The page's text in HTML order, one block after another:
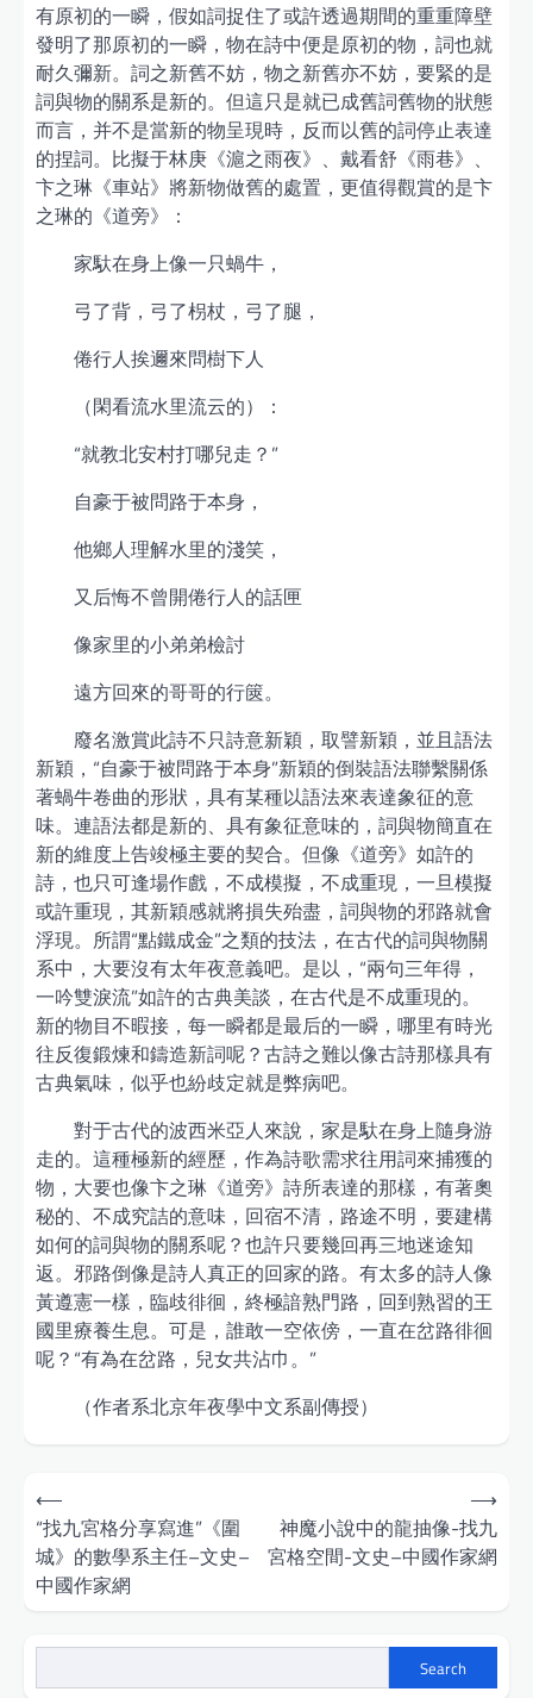
有原初的一瞬，假如詞捉住了或許透過期間的重重障壁
發明了那原初的一瞬，物在詩中便是原初的物，詞也就
耐久彌新。詞之新舊不妨，物之新舊亦不妨，要緊的是
詞與物的關系是新的。但這只是就已成舊詞舊物的狀態
而言，并不是當新的物呈現時，反而以舊的詞停止表達
的捏詞。比擬于林庚《滬之雨夜》、戴看舒《雨巷》、
卞之琳《車站》將新物做舊的處置，更值得觀賞的是卞
之琳的《道旁》：
家馱在身上像一只蝸牛，
弓了背，弓了枴杖，弓了腿，
倦行人挨邇來問樹下人
（閑看流水里流云的）：
“就教北安村打哪兒走？”
自豪于被問路于本身，
他鄉人理解水里的淺笑，
又后悔不曾開倦行人的話匣
像家里的小弟弟檢討
遠方回來的哥哥的行篋。
廢名激賞此詩不只詩意新穎，取譬新穎，並且語法
新穎，“自豪于被問路于本身”新穎的倒裝語法聯繫關係
著蝸牛卷曲的形狀，具有某種以語法來表達象征的意
味。連語法都是新的、具有象征意味的，詞與物簡直在
新的維度上告竣極主要的契合。但像《道旁》如許的
詩，也只可逢場作戲，不成模擬，不成重現，一旦模擬
或許重現，其新穎感就將損失殆盡，詞與物的邪路就會
浮現。所謂“點鐵成金”之類的技法，在古代的詞與物關
系中，大要沒有太年夜意義吧。是以，“兩句三年得，
一吟雙淚流”如許的古典美談，在古代是不成重現的。
新的物目不暇接，每一瞬都是最后的一瞬，哪里有時光
往反復鍛煉和鑄造新詞呢？古詩之難以像古詩那樣具有
古典氣味，似乎也紛歧定就是弊病吧。
對于古代的波西米亞人來說，家是馱在身上隨身游
走的。這種極新的經歷，作為詩歌需求往用詞來捕獲的
物，大要也像卞之琳《道旁》詩所表達的那樣，有著奧
秘的、不成究詰的意味，回宿不清，路途不明，要建構
如何的詞與物的關系呢？也許只要幾回再三地迷途知
返。邪路倒像是詩人真正的回家的路。有太多的詩人像
黃遵憲一樣，臨歧徘徊，終極諳熟門路，回到熟習的王
國里療養生息。可是，誰敢一空依傍，一直在岔路徘徊
呢？“有為在岔路，兒女共沾巾。”
（作者系北京年夜學中文系副傳授）
Post
navigation
⟵
“找九宮格分享寫進”《圍
城》的數學系主任–文史–
中國作家網
神魔小說中的龍抽像-找九
宮格空間-文史–中國作家網
⟶
Search